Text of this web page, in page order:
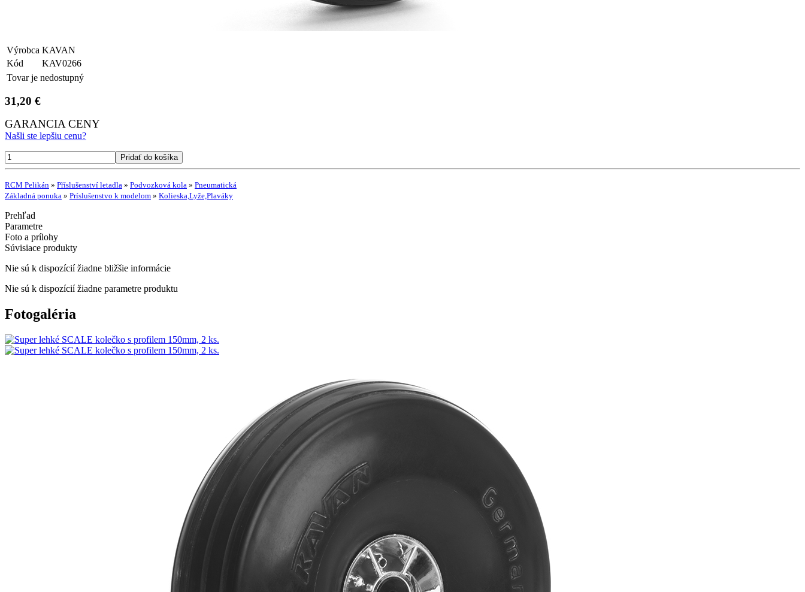
Výrobca KAVAN
Kód
KAV0266
Tovar je nedostupný
31,20 €
GARANCIA CENY
Našli ste lepšiu cenu?
RCM Pelikán » Příslušenství letadla » Podvozková kola » Pneumatická
Základná ponuka » Príslušenstvo k modelom » Kolieska,Lyže,Plaváky
Prehľad
Parametre
Foto a prílohy
Súvisiace produkty
Nie sú k dispozícií žiadne bližšie informácie
Nie sú k dispozícií žiadne parametre produktu
Fotogaléria